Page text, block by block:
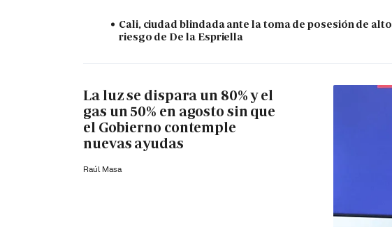
Cali, ciudad blindada ante la toma de posesión de alto
riesgo de De la Espriella
La luz se dispara un 80% y el
gas un 50% en agosto sin que
el Gobierno contemple
nuevas ayudas
Raúl Masa